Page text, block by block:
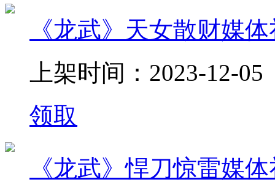
《龙武》天女散财媒
上架时间：2023-12-05
领取
《龙武》悍刀惊雷媒